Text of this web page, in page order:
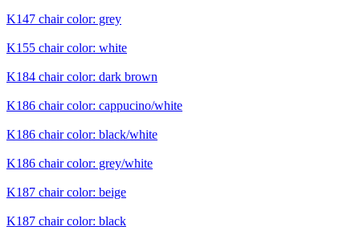
K147 chair color: grey
K155 chair color: white
K184 chair color: dark brown
K186 chair color: cappucino/white
K186 chair color: black/white
K186 chair color: grey/white
K187 chair color: beige
K187 chair color: black